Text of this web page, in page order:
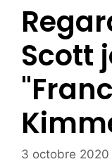
Scott
3 octobre 2020